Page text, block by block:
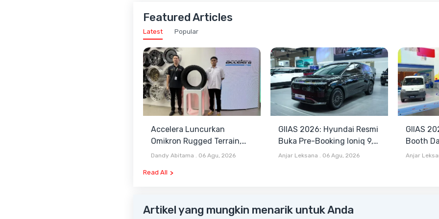
Featured Articles
Latest Popular
Accelera Luncurkan
Omikron Rugged Terrain,
Pilihan Baru Antara All
Dandy Abitama 06 Agu, 2026
GIIAS 2026: Hyundai Resmi
Buka Pre-Booking Ioniq 9,
Harga Mulai Rp1,49 Miliar
Anjar Leksana 06 Agu, 2026
GIIAS
Booth
Sigra,
Anjar
Read All
Artikel yang mungkin menarik untuk Anda